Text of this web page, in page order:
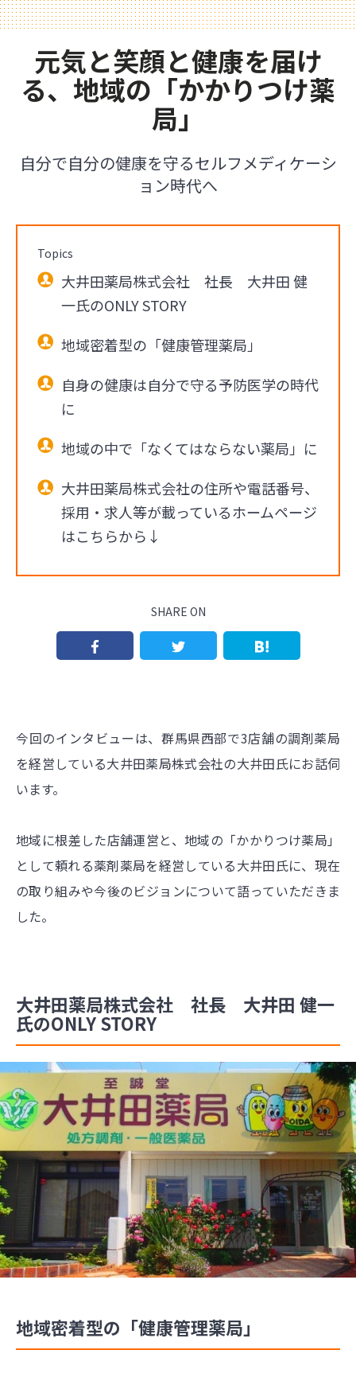
元気と笑顔と健康を届け
る、地域の「かかりつけ薬
局」
自分で自分の健康を守るセルフメディケーシ
ョン時代へ
Topics
大井田薬局株式会社 社長 大井田 健
一氏のONLY STORY
地域密着型の「健康管理薬局」
自身の健康は自分で守る予防医学の時代
に
地域の中で「なくてはならない薬局」に
大井田薬局株式会社の住所や電話番号、
採用・求人等が載っているホームページ
はこちらから↓
SHARE ON
今回のインタビューは、群馬県西部で3店舗の調剤薬局
を経営している大井田薬局株式会社の大井田氏にお話伺
います。
地域に根差した店舗運営と、地域の「かかりつけ薬局」
として頼れる薬剤薬局を経営している大井田氏に、現在
の取り組みや今後のビジョンについて語っていただきま
した。
大井田薬局株式会社 社長 大井田 健一
氏のONLY STORY
地域密着型の「健康管理薬局」